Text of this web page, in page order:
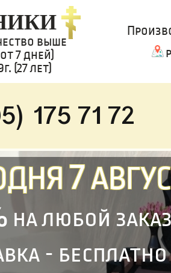
выше
7 дней)
(27 лет)
175 71 72
7
на любой
- бесплатно